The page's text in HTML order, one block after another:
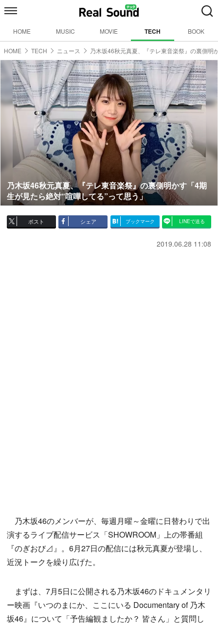
HOME MUSIC MOVIE TECH BOOK
HOME TECH ニュース 乃木坂46秋元真夏、『テレ東音楽祭』の裏側明
乃木坂46秋元真夏、『テレ東音楽祭』の裏側明かす「4期
生が見たら絶対“喧嘩してる”って思う」
ポスト シェア ブックマーク LINEで送る
2019.06.28 11:08
乃木坂46のメンバーが、毎週月曜～金曜に日替わりで出
演するライブ配信サービス「SHOWROOM」上の帯番組
『のぎおび⊿』。6月27日の配信には秋元真夏が登場し、
近況トークを繰り広げた。
まずは、7月5日に公開される乃木坂46のドキュメンタリ
ー映画『いつのまにか、ここにいる Documentary of 乃木
坂46』について「予告編観ましたか？ 皆さん」と質問し